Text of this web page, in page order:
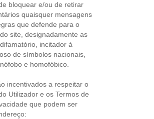
bloquear e/ou de retirar
quaisquer mensagens
que defende para o
site, designadamente as
incitador à
de símbolos nacionais,
e homofóbico.
incentivados a respeitar o
Utilizador e os Termos de
que podem ser